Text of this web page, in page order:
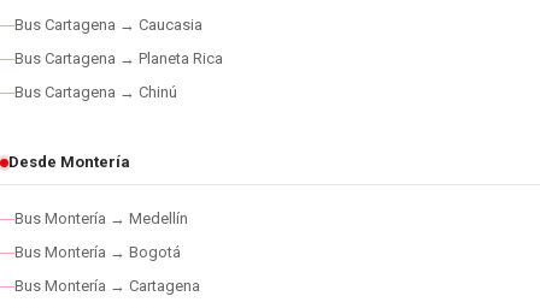
Bus Cartagena → Caucasia
Bus Cartagena → Planeta Rica
Bus Cartagena → Chinú
Desde Montería
Bus Montería → Medellín
Bus Montería → Bogotá
Bus Montería → Cartagena